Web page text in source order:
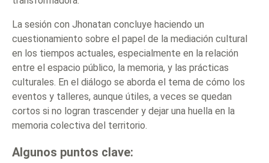
La sesión con Jhonatan concluye haciendo un
cuestionamiento sobre el papel de la mediación cultural
en los tiempos actuales, especialmente en la relación
entre el espacio público, la memoria, y las prácticas
culturales. En el diálogo se aborda el tema de cómo los
eventos y talleres, aunque útiles, a veces se quedan
cortos si no logran trascender y dejar una huella en la
memoria colectiva del territorio.
Algunos puntos clave: